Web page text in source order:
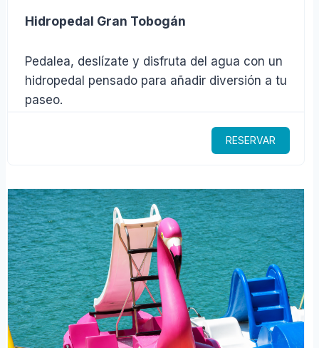
Hidropedal Gran Tobogán
Pedalea, deslízate y disfruta del agua con un
hidropedal pensado para añadir diversión a tu
paseo.
RESERVAR
$219